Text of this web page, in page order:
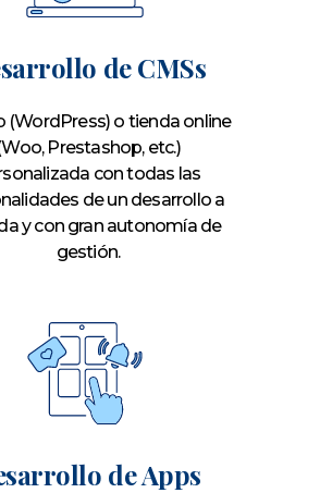
de CMSs
(WordPress) o tienda online
Prestashop, etc.)
con todas las
de un desarrollo a
y con gran autonomía de
gestión.
de Apps